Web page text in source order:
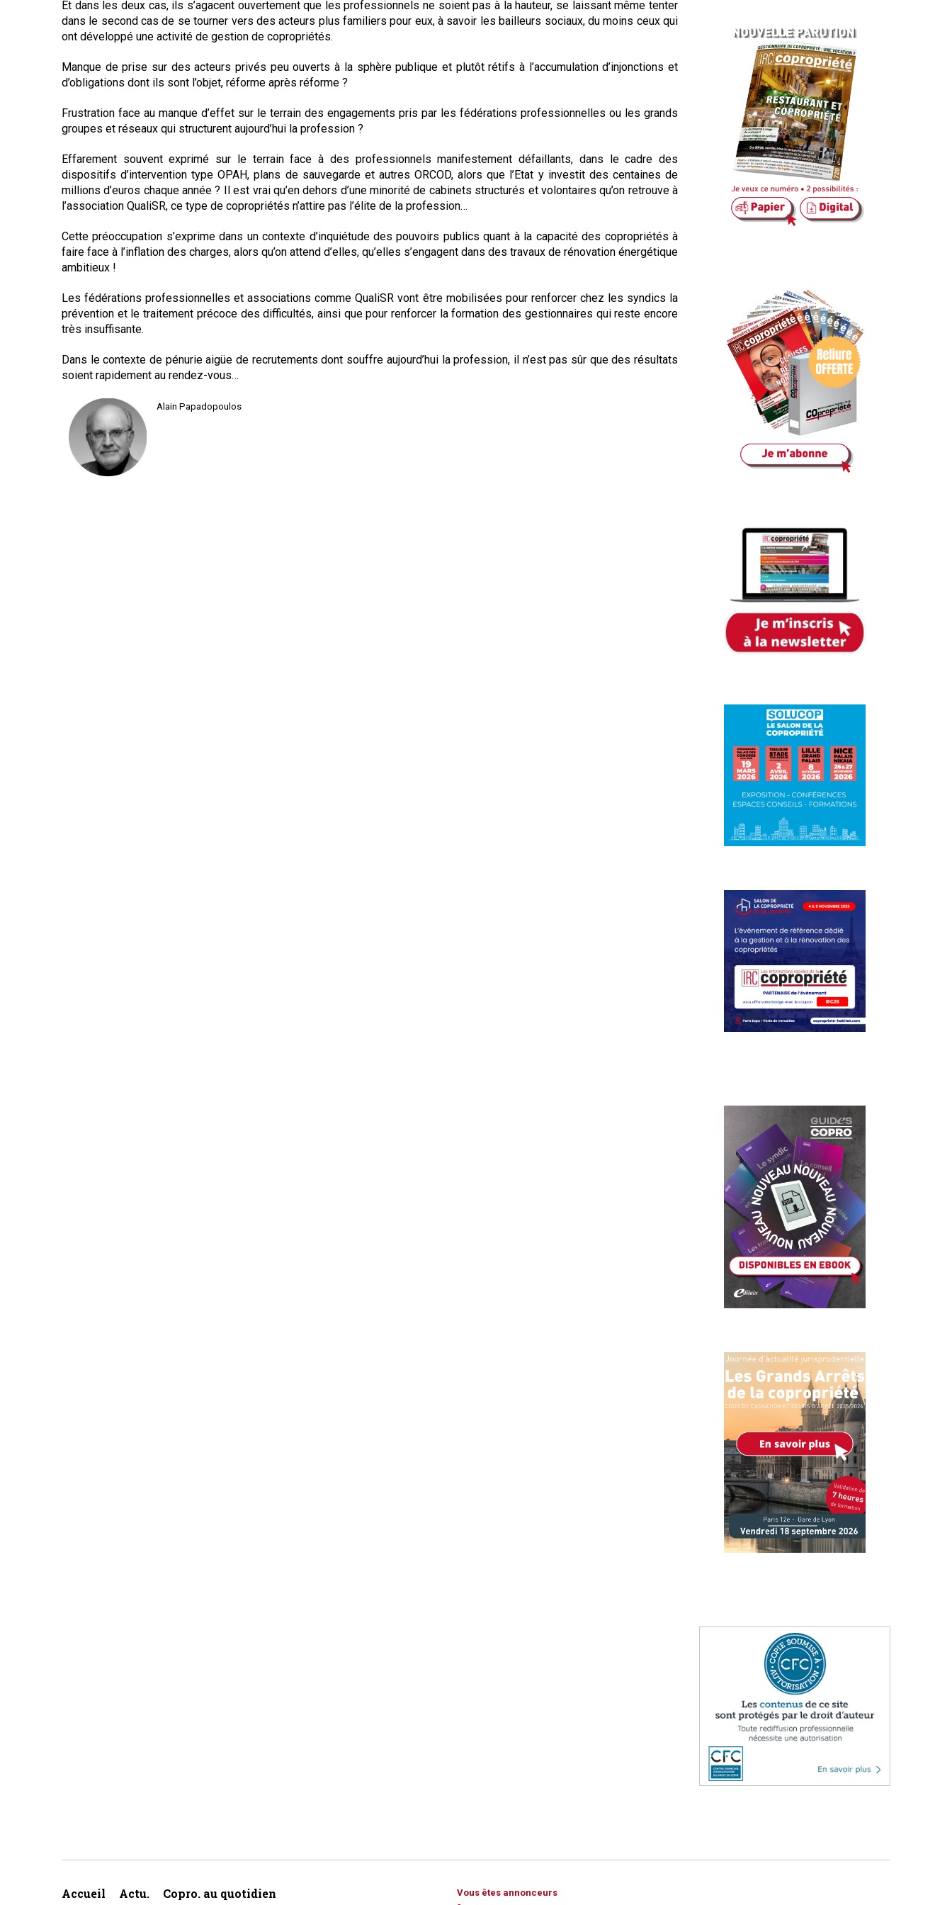
Charges
Conseil syndical
Contentieux
Syndic
Travaux
Règles de majorité
Contestation
Procès verbal
Et dans les deux cas, ils s’agacent ouvertement que les professionnels ne soient pas à la hauteur, se laissant même tenter
dans le second cas de se tourner vers des acteurs plus familiers pour eux, à savoir les bailleurs sociaux, du moins ceux qui
ont développé une activité de gestion de copropriétés.
Manque de prise sur des acteurs privés peu ouverts à la sphère publique et plutôt rétifs à l’accumulation d’injonctions et
d’obligations dont ils sont l’objet, réforme après réforme ?
Frustration face au manque d’effet sur le terrain des engagements pris par les fédérations professionnelles ou les grands
groupes et réseaux qui structurent aujourd’hui la profession ?
Effarement souvent exprimé sur le terrain face à des professionnels manifestement défaillants, dans le cadre des
dispositifs d’intervention type OPAH, plans de sauvegarde et autres ORCOD, alors que l’Etat y investit des centaines de
millions d’euros chaque année ? Il est vrai qu’en dehors d’une minorité de cabinets structurés et volontaires qu’on retrouve à
l’association QualiSR, ce type de copropriétés n’attire pas l’élite de la profession…
Cette préoccupation s’exprime dans un contexte d’inquiétude des pouvoirs publics quant à la capacité des copropriétés à
faire face à l’inflation des charges, alors qu’on attend d’elles, qu’elles s’engagent dans des travaux de rénovation énergétique
ambitieux !
Les fédérations professionnelles et associations comme QualiSR vont être mobilisées pour renforcer chez les syndics la
prévention et le traitement précoce des difficultés, ainsi que pour renforcer la formation des gestionnaires qui reste encore
très insuffisante.
Dans le contexte de pénurie aigüe de recrutements dont souffre aujourd’hui la profession, il n’est pas sûr que des résultats
soient rapidement au rendez-vous…
Alain Papadopoulos
Accueil Actu.
Copro. au quotidien
Vous êtes annonceurs